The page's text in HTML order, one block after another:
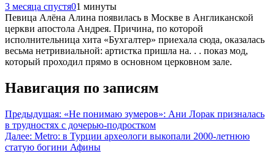
3 месяца спустя01 минуты
Певица Алёна Алина появилась в Москве в Англиканской
церкви апостола Андрея. Причина, по которой
исполнительница хита «Бухгалтер» приехала сюда, оказалась
весьма нетривиальной: артистка пришла на. . . показ мод,
который проходил прямо в основном церковном зале.
Навигация по записям
Предыдущая: «Не понимаю зумеров»: Ани Лорак призналась
в трудностях с дочерью-подростком
Далее: Metro: в Турции археологи выкопали 2000-летнюю
статую богини Афины